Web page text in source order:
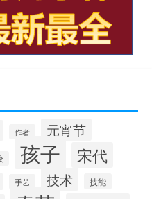
作者 元宵节
孩子 宋代
手艺 技术 技能